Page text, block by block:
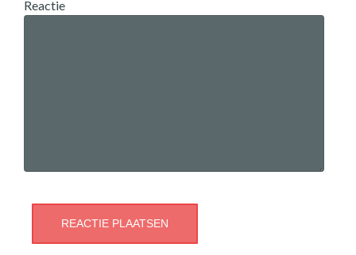
Reactie